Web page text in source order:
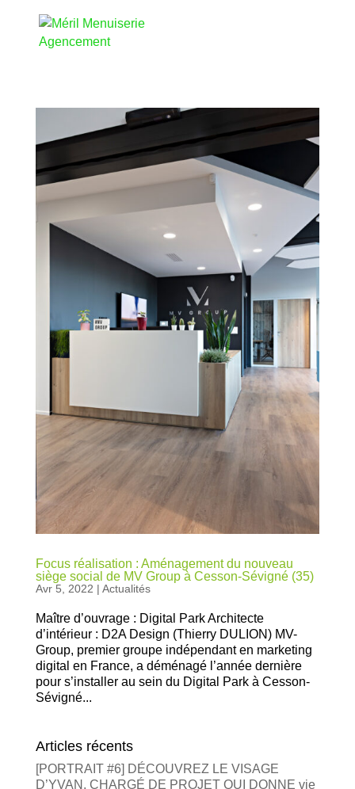
Focus réalisation : Aménagement du nouveau
siège social de MV Group à Cesson-Sévigné (35)
Avr 5, 2022 | Actualités
Maître d’ouvrage : Digital Park Architecte
d’intérieur : D2A Design (Thierry DULION) MV-
Group, premier groupe indépendant en marketing
digital en France, a déménagé l’année dernière
pour s’installer au sein du Digital Park à Cesson-
Sévigné...
Articles récents
[PORTRAIT #6] DÉCOUVREZ LE VISAGE
D’YVAN, CHARGÉ DE PROJET QUI DONNE vie